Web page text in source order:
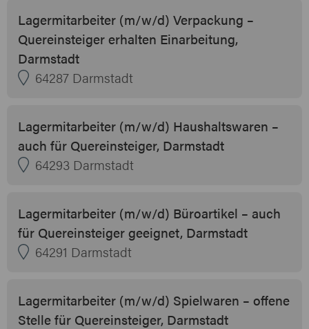
Lagermitarbeiter (m/w/d) Verpackung –
Quereinsteiger erhalten Einarbeitung,
Darmstadt
64287 Darmstadt
Lagermitarbeiter (m/w/d) Haushaltswaren –
auch für Quereinsteiger, Darmstadt
64293 Darmstadt
Lagermitarbeiter (m/w/d) Büroartikel – auch
für Quereinsteiger geeignet, Darmstadt
64291 Darmstadt
Lagermitarbeiter (m/w/d) Spielwaren – offene
Stelle für Quereinsteiger, Darmstadt